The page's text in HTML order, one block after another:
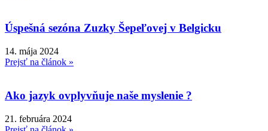
Úspešná sezóna Zuzky Šepeľovej v Belgicku
14. mája 2024
Prejsť na článok »
Ako jazyk ovplyvňuje naše myslenie ?
21. februára 2024